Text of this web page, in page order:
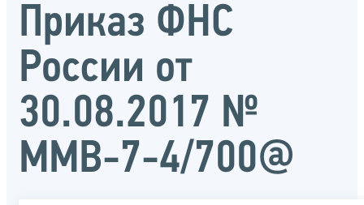
Приказ ФНС
России от
30.08.2017 №
ММВ-7-4/700@